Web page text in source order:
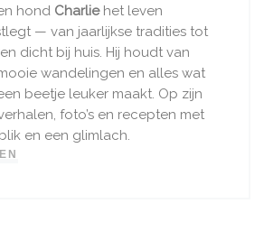
hond Charliehet leven
— van jaarlijkse tradities tot
dicht bij huis. Hij houdt van
wandelingen en alles wat
beetje leuker maakt. Op zijn
foto’s en recepten met
en een glimlach.